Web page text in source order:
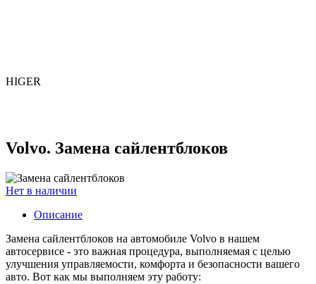
HIGER
Volvo. Замена сайлентблоков
Нет в наличии
Описание
Замена сайлентблоков на автомобиле Volvo в нашем
автосервисе - это важная процедура, выполняемая с целью
улучшения управляемости, комфорта и безопасности вашего
авто. Вот как мы выполняем эту работу: